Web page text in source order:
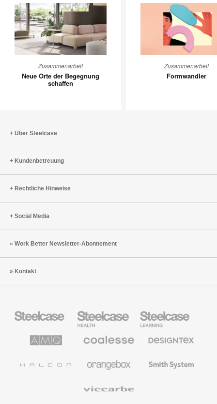
Orte
der
Zusammenarbeit
Neue Orte der Begegnung
schaffen
Zusammenarbeit
Formwandler
Über Steelcase
Kundenbetreuung
Rechtliche Hinweise
Social Media
Work Better Newsletter-Abonnement
Kontakt
Büromöbel
Health
Education
Möbel
Solutions
Büromöbel
Textilien
System